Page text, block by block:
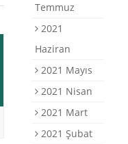
Temmuz
2021
Haziran
2021 Mayıs
2021 Nisan
2021 Mart
2021 Şubat